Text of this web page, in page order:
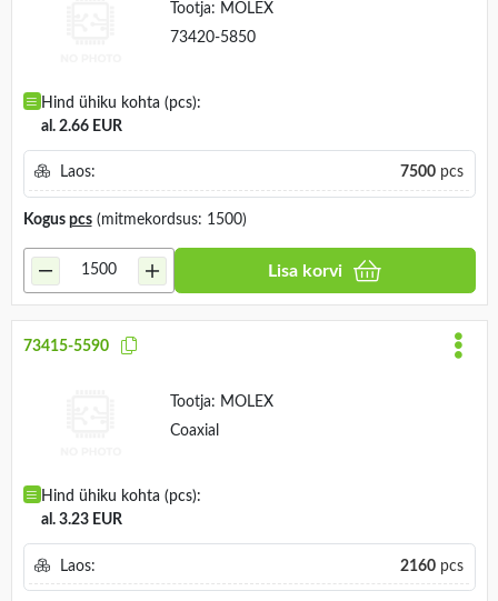
Tootja: MOLEX
73420-5850
Hind ühiku kohta (pcs):
al. 2.66 EUR
Laos: 7500pcs
Kogus pcs(mitmekordsus: 1500)
Lisa korvi
73415-5590
Tootja: MOLEX
Coaxial
Hind ühiku kohta (pcs):
al. 3.23 EUR
Laos: 2160pcs